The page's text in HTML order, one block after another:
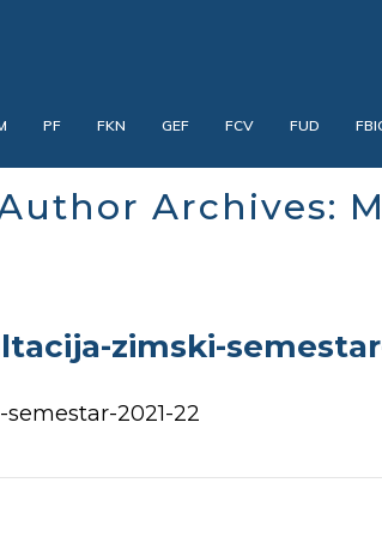
PF FKN GEF FCV FUD
Archives:
zimski-
2021-22